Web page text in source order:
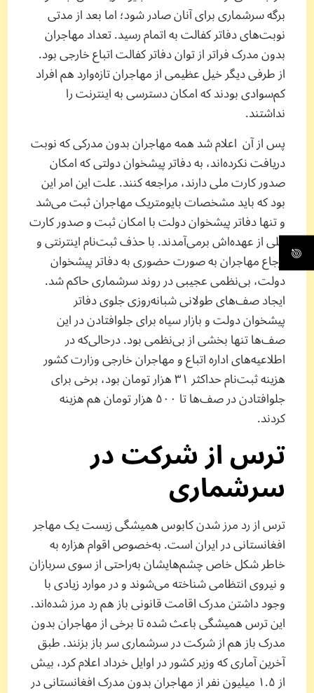
برگه سرشماری برای آنان صادر شود؛ اما بعد از مدتی
نوبت‌های دفاتر کفالت به اتمام رسید. تعداد مهاجران
بدون مدرک فراتر از توان دفاتر کفالت اتباع خارجی بود.
از طرفی دیگر خیل عظیمی از مهاجران تازه‌وارد هم افراد
کم‌سوادی بودند که امکان دسترسی به اینترنت را
نداشتند.
پس از آن اعلام شد همه مهاجران بدون مدرکی که نوبت
دریافت نکرده‌اند، به دفاتر پیشخوان دولتی که امکان
صدور کارت ملی دارند، مراجعه کنند. علت این امر این
بود که باید مشخصات بایومتریک مهاجران ثبت می‌شد
و تنها دفاتر پیشخوان دولت با امکان ثبت و صدور کارت
ملی از عهده‌اش برمی‌آمدند. با حذف ثبت‌نام اینترنتی و
ارجاع مهاجران به صورت حضوری به دفاتر پیشخوان
دولت، بی‌نظمی عجیبی در روند سرشماری حاکم شد.
ایجاد صف‌های طولانی شبانه‌روزی جلوی دفاتر
پیشخوان دولت و بازار سیاه برای جلو‌افتادن در این
صف‌ها تنها بخشی از بی‌نظمی بود. در‌حالی‌که در
اطلاعیه‌های اداره اتباع و مهاجران خارجی وزارت کشور
هزینه ثبت‌نام حداکثر ۳۱ هزار تومان بود، برخی برای
جلو‌افتادن در صف‌ها تا ۵۰۰ هزار تومان هم هزینه
کردند.
ترس از شرکت در
سرشماری
ترس از رد مرز شدن کابوس همیشگی زیست یک مهاجر
افغانستانی در ایران است. به‌خصوص اقوام هزاره‌ به
خاطر شکل خاص چشم‌هایشان به‌راحتی از سوی سربازان
و نیروی انتظامی شناخته می‌شوند و در موارد زیادی با
وجود داشتن مدرک اقامت قانونی باز هم رد مرز شده‌اند.
این ترس همیشگی باعث شده تا برخی از مهاجران بدون
مدرک باز هم از شرکت در سرشماری سر باز بزنند. طبق
آخرین آماری که وزیر کشور در اوایل خرداد اعلام کرد، بیش
از ۱.۵ میلیون نفر از مهاجران بدون مدرک افغانستانی در